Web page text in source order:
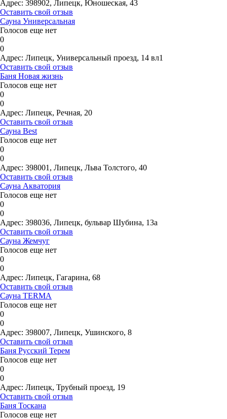
Адрес: 398902, Липецк, Юношеская, 43
Оставить свой отзыв
Сауна Универсальная
Голосов еще нет
0
0
Адрес: Липецк, Универсальный проезд, 14 вл1
Оставить свой отзыв
Баня Новая жизнь
Голосов еще нет
0
0
Адрес: Липецк, Речная, 20
Оставить свой отзыв
Сауна Best
Голосов еще нет
0
0
Адрес: 398001, Липецк, Льва Толстого, 40
Оставить свой отзыв
Сауна Акватория
Голосов еще нет
0
0
Адрес: 398036, Липецк, бульвар Шубина, 13а
Оставить свой отзыв
Сауна Жемчуг
Голосов еще нет
0
0
Адрес: Липецк, Гагарина, 68
Оставить свой отзыв
Сауна TERMA
Голосов еще нет
0
0
Адрес: 398007, Липецк, Ушинского, 8
Оставить свой отзыв
Баня Русский Терем
Голосов еще нет
0
0
Адрес: Липецк, Трубный проезд, 19
Оставить свой отзыв
Баня Тоскана
Голосов еще нет